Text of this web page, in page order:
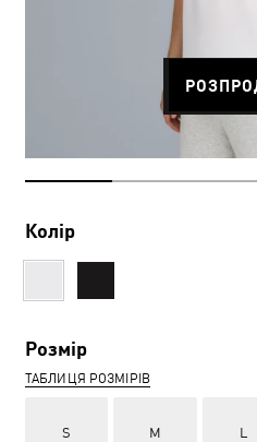
Колір
Розмір
ТАБЛИЦЯ РОЗМІРІВ
S M L